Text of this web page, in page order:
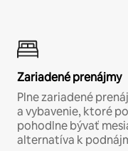
Zariadené prenájmy
Plne zariadené
a vybavenie, ktoré
pohodlne bývať
alternatíva k